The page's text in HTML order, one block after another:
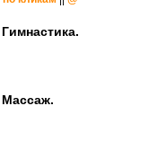
Гимнастика.
Массаж.